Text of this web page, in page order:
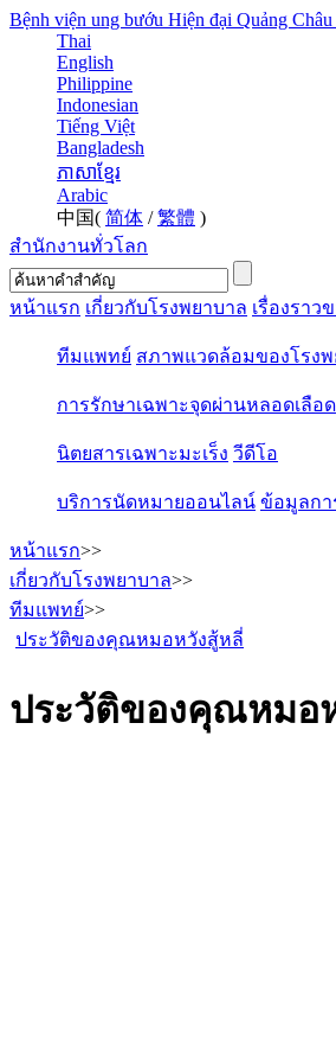
Bệnh viện ung bướu Hiện đại Quảng
Thai
English
Philippine
Indonesian
Tiếng Việt
Bangladesh
ភាសាខ្មែរ
Arabic
中国( 简体 /繁體 )
สำนักงานทั่วโลก
หน้าแรก เกี่ยวกับโรงพยาบาล เรื่องราว
ทีมแพทย์ สภาพแวดล้อมของโรงพ
การรักษาเฉพาะจุดผ่านหลอดเลือด
นิตยสารเฉพาะมะเร็ง วีดีโอ
บริการนัดหมายออนไลน์ ข้อมูลก
หน้าแรก>>
เกี่ยวกับโรงพยาบาล>>
ทีมแพทย์>>
ประวัติของคุณหมอหวังสู้หลี่
ประวัติของคุณหมอ